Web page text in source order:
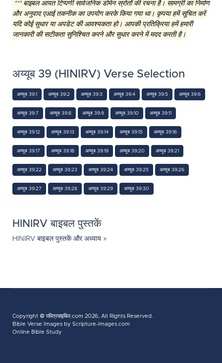
*** बाइबल आयत टिप्पणी सार्वजनिक डोमेन स्रोतों की रचना है। सामग्री का निर्माण
और अनुवाद एआई तकनीक का उपयोग करके किया गया था। कृपया हमें सूचित करें
यदि कोई सुधार या अपडेट की आवश्यकता हो। आपकी प्रतिक्रिया हमें हमारी
जानकारी की सटीकता सुनिश्चित करने और सुधार करने में मदद करती है।
अय्यूब 39 (HINIRV) Verse Selection
अय्यूब 39:1 अय्यूब 39:2 अय्यूब 39:3 अय्यूब 39:4 अय्यूब 39:5 अय्यूब 39:6
अय्यूब 39:7 अय्यूब 39:8 अय्यूब 39:9 अय्यूब 39:10 अय्यूब 39:11
अय्यूब 39:12 अय्यूब 39:13 अय्यूब 39:14 अय्यूब 39:15 अय्यूब 39:16
अय्यूब 39:17 अय्यूब 39:18 अय्यूब 39:19 अय्यूब 39:20 अय्यूब 39:21
अय्यूब 39:22 अय्यूब 39:23 अय्यूब 39:24 अय्यूब 39:25 अय्यूब 39:26
अय्यूब 39:27 अय्यूब 39:28 अय्यूब 39:29 अय्यूब 39:30
HINIRV बाइबल पुस्तकें
HINIRV बाइबल पुस्तकें और अध्याय »
Copyright © पवित्रबाइबिल.com 2026, All Rights Reserved.
Bible Verse Images by Scripture-Images.com
Online Bible Study